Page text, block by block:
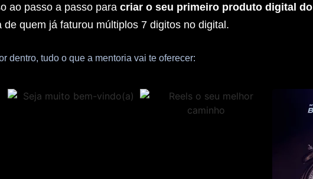
ao passo a passo para criar o seu primeiro produto digital do
quem já faturou múltiplos 7 digitos no digital.
dentro, tudo o que a mentoria vai te oferecer: